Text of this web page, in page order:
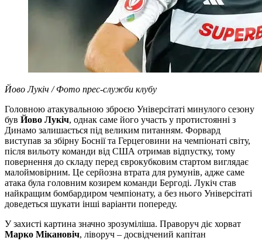
Йово Лукіч / Фото прес-служби клубу
Головною атакувальною зброєю Універсітаті минулого сезону
був Йово Лукіч, однак саме його участь у протистоянні з
Динамо залишається під великим питанням. Форвард
виступав за збірну Боснії та Герцеговини на чемпіонаті світу,
після вильоту команди від США отримав відпустку, тому
повернення до складу перед єврокубковим стартом виглядає
малоймовірним. Це серйозна втрата для румунів, адже саме
атака була головним козирем команди Бергоді. Лукіч став
найкращим бомбардиром чемпіонату, а без нього Універсітаті
доведеться шукати інші варіанти попереду.
У захисті картина значно зрозуміліша. Праворуч діє хорват
Марко Мікановіч, ліворуч – досвідчений капітан